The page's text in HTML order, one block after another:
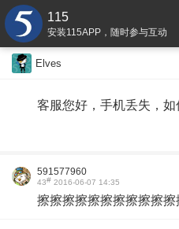
115
安装115APP，随时参与互动
Elves
客服您好，手机丢失，如
591577960
43# 2016-06-07 14:35
擦擦擦擦擦擦擦擦擦擦擦